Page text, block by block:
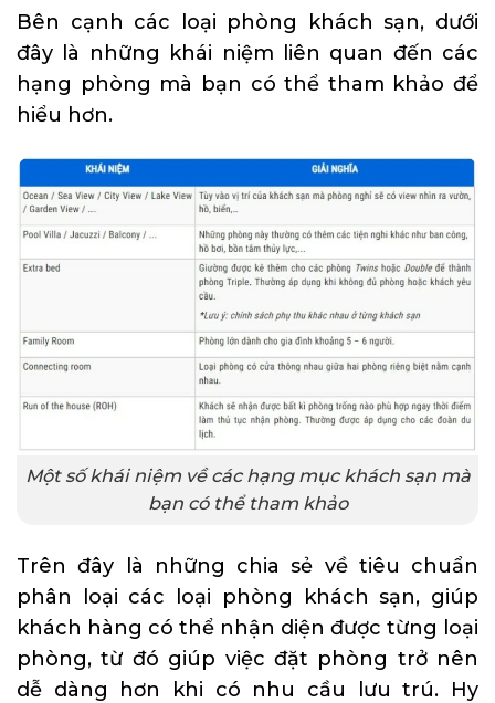
Bên cạnh các loại phòng khách sạn, dưới
đây là những khái niệm liên quan đến các
hạng phòng mà bạn có thể tham khảo để
hiểu hơn.
Một số khái niệm về các hạng mục khách sạn mà
bạn có thể tham khảo
Trên đây là những chia sẻ về tiêu chuẩn
phân loại các loại phòng khách sạn, giúp
khách hàng có thể nhận diện được từng loại
phòng, từ đó giúp việc đặt phòng trở nên
dễ dàng hơn khi có nhu cầu lưu trú. Hy